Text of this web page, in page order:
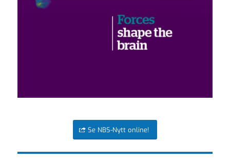
Se NBS-Nytt online!